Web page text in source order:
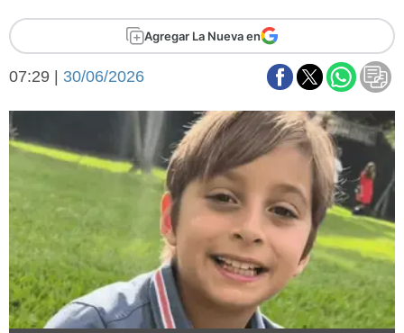
Arte y cultura
Cines
Economía y campo
Economía y finanzas
Con el campo
Espacio empresas
Sociedad y tiempo
libre
Sociedad
Tecnología
Turismo
Salud
Es viral
El tiempo
Fúnebres
Clasificados
Agregar La Nueva en
07:29 | 30/06/2026